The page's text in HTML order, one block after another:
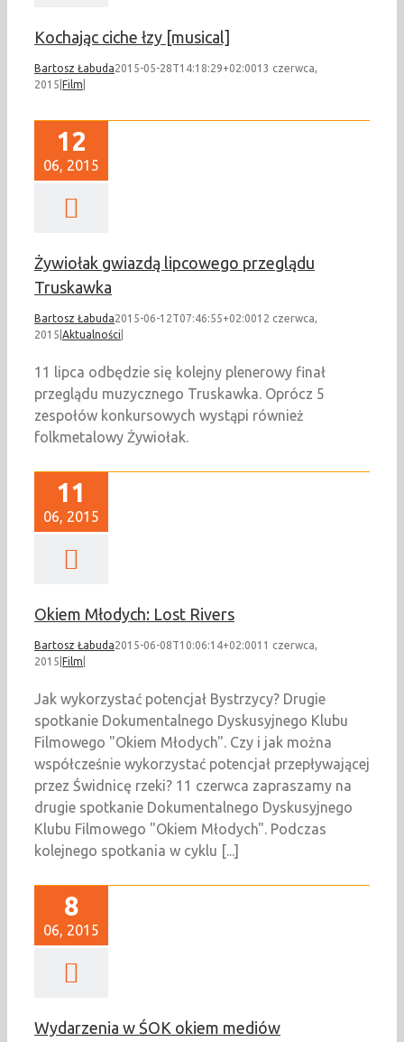
Kochając ciche łzy [musical]
Bartosz Łabuda2015-05-28T14:18:29+02:0013 czerwca,
2015 Film
12
06, 2015
Żywiołak gwiazdą lipcowego przeglądu
Truskawka
Bartosz Łabuda2015-06-12T07:46:55+02:0012 czerwca,
2015 Aktualności
11 lipca odbędzie się kolejny plenerowy finał
przeglądu muzycznego Truskawka. Oprócz 5
zespołów konkursowych wystąpi również
folkmetalowy Żywiołak.
11
06, 2015
Okiem Młodych: Lost Rivers
Bartosz Łabuda2015-06-08T10:06:14+02:0011 czerwca,
2015 Film
Jak wykorzystać potencjał Bystrzycy? Drugie
spotkanie Dokumentalnego Dyskusyjnego Klubu
Filmowego "Okiem Młodych". Czy i jak można
współcześnie wykorzystać potencjał przepływającej
przez Świdnicę rzeki? 11 czerwca zapraszamy na
drugie spotkanie Dokumentalnego Dyskusyjnego
Klubu Filmowego "Okiem Młodych". Podczas
kolejnego spotkania w cyklu [...]
8
06, 2015
Wydarzenia w ŚOK okiem mediów